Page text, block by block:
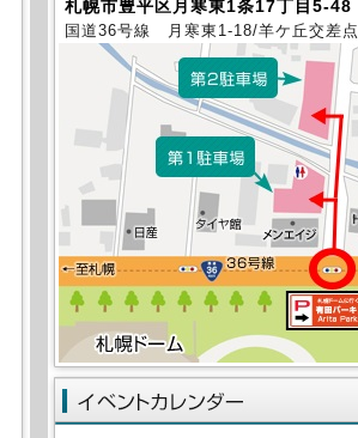
札幌市豊平区月寒東1条17丁目5-48
国道36号線 月寒東1-18/羊ケ丘交差点